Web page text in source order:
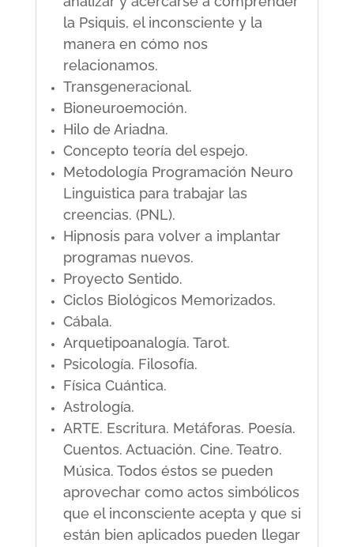
la Psiquis, el inconsciente y la
manera en cómo nos
relacionamos.
Transgeneracional.
Bioneuroemoción.
Hilo de Ariadna.
Concepto teoría del espejo.
Metodología Programación Neuro
Linguistica para trabajar las
creencias. (PNL).
Hipnosis para volver a implantar
programas nuevos.
Proyecto Sentido.
Ciclos Biológicos Memorizados.
Cábala.
Arquetipoanalogía. Tarot.
Psicología. Filosofía.
Física Cuántica.
Astrología.
ARTE. Escritura. Metáforas. Poesía.
Cuentos. Actuación. Cine. Teatro.
Música. Todos éstos se pueden
aprovechar como actos simbólicos
que el inconsciente acepta y que si
están bien aplicados pueden llegar